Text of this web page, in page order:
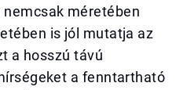
méretében
is jól mutatja az
a hosszú távú
a fenntartható